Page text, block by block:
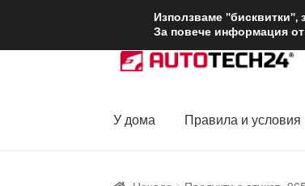
Skip
to
Skip
to
У дома Правила и условия
Използваме
За повече информация